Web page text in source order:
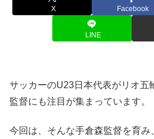
X Facebook
LINE
サッカーのU23日本代表がリオ五
監督にも注目が集まっています。
今回は、そんな手倉森監督を育み